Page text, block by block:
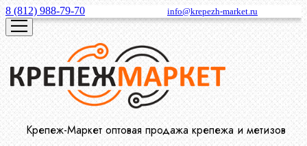
8 (812) 988-79-70 info@krepezh-market.ru
Крепеж-Маркет оптовая продажа крепежа и метизов